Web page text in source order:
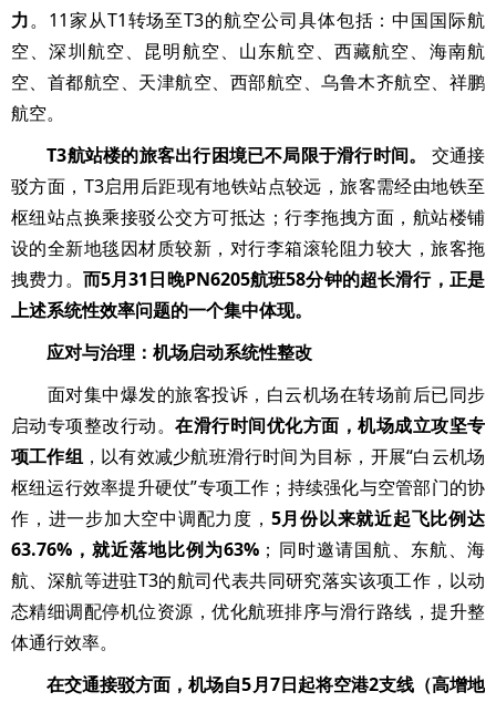
力。11家从T1转场至T3的航空公司具体包括：中国国际航
空、深圳航空、昆明航空、山东航空、西藏航空、海南航
空、首都航空、天津航空、西部航空、乌鲁木齐航空、祥鹏
航空。
T3航站楼的旅客出行困境已不局限于滑行时间。
交通接
驳方面，T3启用后距现有地铁站点较远，旅客需经由地铁至
枢纽站点换乘接驳公交方可抵达；行李拖拽方面，航站楼铺
设的全新地毯因材质较新，对行李箱滚轮阻力较大，旅客拖
拽费力。 而5月31日晚PN6205航班58分钟的超长滑行，正是
上述系统性效率问题的一个集中体现。
应对与治理：机场启动系统性整改
面对集中爆发的旅客投诉，白云机场在转场前后已同步
启动专项整改行动。在滑行时间优化方面，机场成立攻坚专
项工作组，以有效减少航班滑行时间为目标，开展“白云机场
枢纽运行效率提升硬仗”专项工作；持续强化与空管部门的协
作，进一步加大空中调配力度， 5月份以来就近起飞比例达
63.76%，就近落地比例为63% ；同时邀请国航、东航、海
航、深航等进驻T3的航司代表共同研究落实该项工作，以动
态精细调配停机位资源，优化航班排序与滑行路线，提升整
体通行效率。
在交通接驳方面，机场自5月7日起将空港2支线（高增地